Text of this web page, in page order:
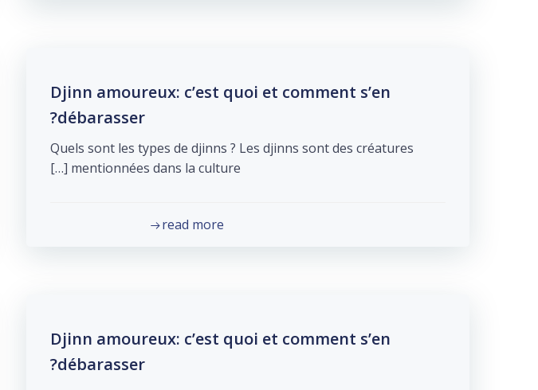
Djinn amoureux: c’est quoi et comment s’en
débarasser?
Quels sont les types de djinns ? Les djinns sont des créatures
mentionnées dans la culture […]
read more
Djinn amoureux: c’est quoi et comment s’en
débarasser?